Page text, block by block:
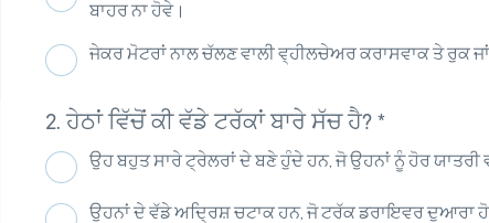
ਬਾਹਰ ਨਾ ਹੋਵੇ।
ਜੇਕਰ ਮੋਟਰਾਂ ਨਾਲ ਚੱਲਣ ਵਾਲੀ ਵ੍ਹੀਲਚੇਅਰ ਕਰਾਸਵਾਕ ਤੇ ਰੁਕ
ਹੇਠਾਂ ਵਿੱਚੋਂ ਕੀ ਵੱਡੇ ਟਰੱਕਾਂ ਬਾਰੇ ਸੱਚ ਹੈ?*
ਉਹ ਬਹੁਤ ਸਾਰੇ ਟ੍ਰੇਲਰਾਂ ਦੇ ਬਣੇ ਹੁੰਦੇ ਹਨ, ਜੋ ਉਹਨਾਂ ਨੂੰ ਹੋਰ ਯਾਤਰੀ
ਉਹਨਾਂ ਦੇ ਵੱਡੇ ਅਦ੍ਰਿਸ਼ ਚਟਾਕ ਹਨ, ਜੋ ਟਰੱਕ ਡਰਾਇਵਰ ਦੁਆਰਾ